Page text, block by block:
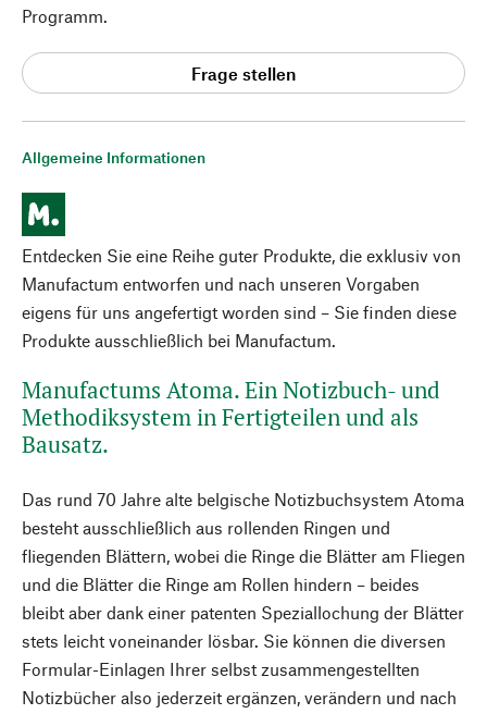
Allgemeine Informationen
Entdecken Sie eine Reihe guter Produkte, die exklusiv von
Manufactum entworfen und nach unseren Vorgaben
eigens für uns angefertigt worden sind – Sie finden diese
Produkte ausschließlich bei Manufactum.
Manufactums Atoma. Ein Notizbuch- und
Methodiksystem in Fertigteilen und als
Bausatz.
Das rund 70 Jahre alte belgische Notizbuchsystem Atoma
besteht ausschließlich aus rollenden Ringen und
fliegenden Blättern, wobei die Ringe die Blätter am Fliegen
und die Blätter die Ringe am Rollen hindern – beides
bleibt aber dank einer patenten Speziallochung der Blätter
stets leicht voneinander lösbar. Sie können die diversen
Formular-Einlagen Ihrer selbst zusammengestellten
Notizbücher also jederzeit ergänzen, verändern und nach
Programm.
Frage stellen